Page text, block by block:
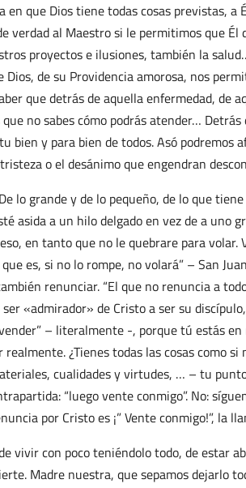
en que Dios tiene todas cosas previstas, a
verdad al Maestro si le permitimos que
proyectos e ilusiones, también la
Dios, de su Providencia amorosa, nos
que detrás de aquella enfermedad, de
no sabes cómo podrás atender…
bien y para bien de todos. Asó podremos
o el desánimo que engendran
lo grande y de lo pequeño, de lo que
asida a un hilo delgado en vez de a uno
en tanto que no le quebrare para volar.
es, si no lo rompe, no volará” – San
renunciar. “El que no renuncia a
«admirador» de Cristo a ser su
– literalmente -, porque tú estás
¿Tienes todas las cosas como
cualidades y virtudes, … – tu
“luego vente conmigo”. No:
por Cristo es ¡” Vente conmigo!”, la
vivir con poco teniéndolo todo, de estar
Madre nuestra, que sepamos dejarlo